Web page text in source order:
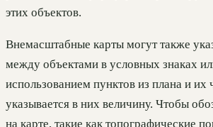
этих объектов.
Внемасштабные карты могут также
между объектами в условных знаках
использованием пунктов из плана и их
указывается в них величину. Чтобы
на карте, такие как топографические